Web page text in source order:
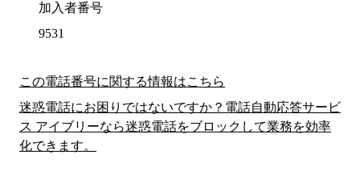
加入者番号
9531
この電話番号に関する情報はこちら
迷惑電話にお困りではないですか？電話自動応答サービ
ス アイブリーなら迷惑電話をブロックして業務を効率
化できます。